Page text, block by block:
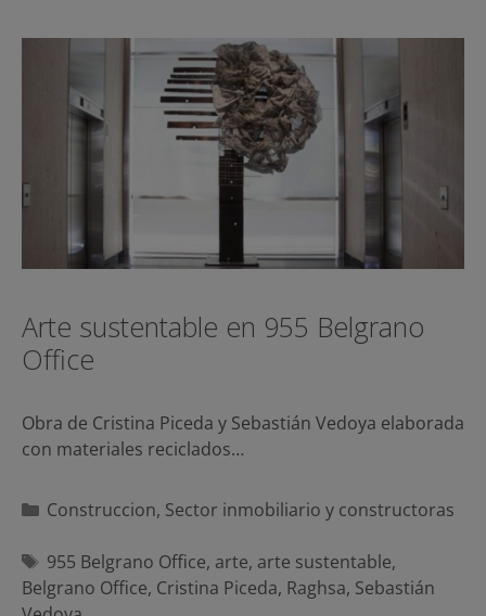
Arte sustentable en 955 Belgrano
Office
Obra de Cristina Piceda y Sebastián Vedoya elaborada
con materiales reciclados…
Categorías
Construccion, Sector inmobiliario y constructoras
Etiquetas
955 Belgrano Office, arte, arte sustentable,
Belgrano Office, Cristina Piceda, Raghsa, Sebastián